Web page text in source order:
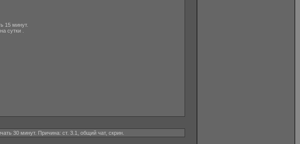
15 минут.
сутки .
30 минут. Причина: ст. 3.1, общий чат, скрин.